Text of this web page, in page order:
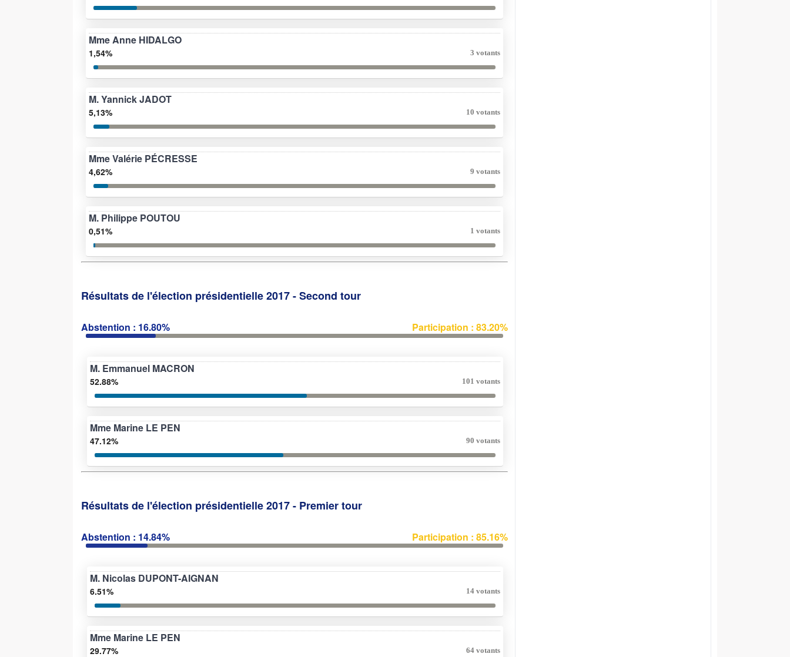
Mme Anne HIDALGO
1,54% 3 votants
M. Yannick JADOT
5,13% 10 votants
Mme Valérie PÉCRESSE
4,62% 9 votants
M. Philippe POUTOU
0,51% 1 votants
Résultats de l'élection présidentielle 2017 - Second tour
Abstention : 16.80% Participation : 83.20%
M. Emmanuel MACRON
52.88% 101 votants
Mme Marine LE PEN
47.12% 90 votants
Résultats de l'élection présidentielle 2017 - Premier tour
Abstention : 14.84% Participation : 85.16%
M. Nicolas DUPONT-AIGNAN
6.51% 14 votants
Mme Marine LE PEN
29.77% 64 votants